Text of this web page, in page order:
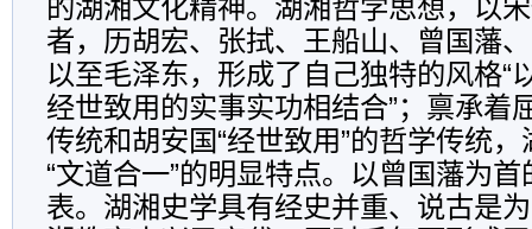
的湖湘文化精神。湖湘哲学思想，以
者，历胡宏、张拭、王船山、曾国藩
以至毛泽东，形成了自己独特的风格“
经世致用的实事实功相结合”；禀承着
传统和胡安国“经世致用”的哲学传统
“文道合一”的明显特点。以曾国藩为首
表。湖湘史学具有经史并重、说古是